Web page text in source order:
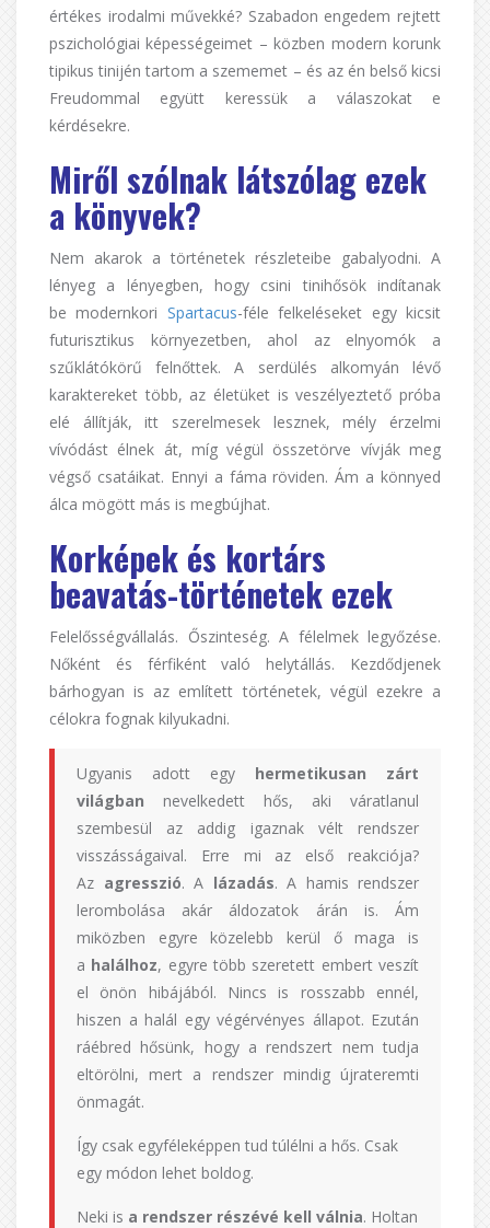
értékes irodalmi művekké? Szabadon engedem rejtett
pszichológiai képességeimet – közben modern korunk
tipikus tinijén tartom a szememet – és az én belső kicsi
Freudommal együtt keressük a válaszokat e
kérdésekre.
Miről szólnak látszólag ezek
a könyvek?
Nem akarok a történetek részleteibe gabalyodni. A
lényeg a lényegben, hogy csini tinihősök indítanak
be modernkori Spartacus-féle felkeléseket egy kicsit
futurisztikus környezetben, ahol az elnyomók a
szűklátókörű felnőttek. A serdülés alkomyán lévő
karaktereket több, az életüket is veszélyeztető próba
elé állítják, itt szerelmesek lesznek, mély érzelmi
vívódást élnek át, míg végül összetörve vívják meg
végső csatáikat. Ennyi a fáma röviden. Ám a könnyed
álca mögött más is megbújhat.
Korképek és kortárs
beavatás-történetek ezek
Felelősségvállalás. Őszinteség. A félelmek legyőzése.
Nőként és férfiként való helytállás. Kezdődjenek
bárhogyan is az említett történetek, végül ezekre a
célokra fognak kilyukadni.
Ugyanis adott egy hermetikusan zárt
világban nevelkedett hős, aki váratlanul
szembesül az addig igaznak vélt rendszer
visszásságaival. Erre mi az első reakciója?
Az agresszió. A lázadás. A hamis rendszer
lerombolása akár áldozatok árán is. Ám
miközben egyre közelebb kerül ő maga is
a halálhoz, egyre több szeretett embert veszít
el önön hibájából. Nincs is rosszabb ennél,
hiszen a halál egy végérvényes állapot. Ezután
ráébred hősünk, hogy a rendszert nem tudja
eltörölni, mert a rendszer mindig újrateremti
önmagát.
Így csak egyféleképpen tud túlélni a hős. Csak
egy módon lehet boldog.
Neki is a rendszer részévé kell válnia. Holtan